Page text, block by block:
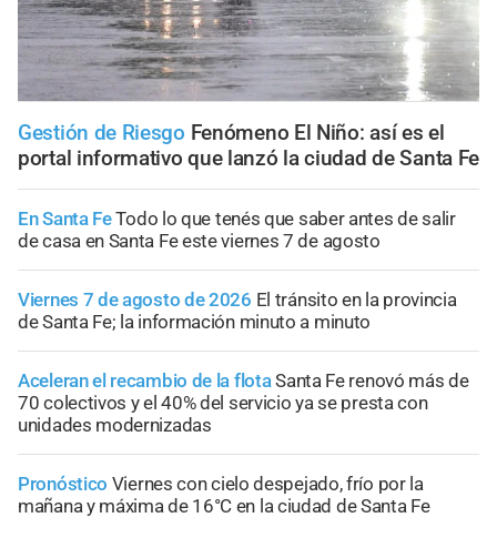
Gestión de Riesgo Fenómeno El Niño: así es el
portal informativo que lanzó la ciudad de Santa Fe
En Santa FeTodo lo que tenés que saber antes de salir
de casa en Santa Fe este viernes 7 de agosto
Viernes 7 de agosto de 2026 El tránsito en la provincia
de Santa Fe; la información minuto a minuto
Aceleran el recambio de la flotaSanta Fe renovó más de
70 colectivos y el 40% del servicio ya se presta con
unidades modernizadas
Pronóstico Viernes con cielo despejado, frío por la
mañana y máxima de 16°C en la ciudad de Santa Fe